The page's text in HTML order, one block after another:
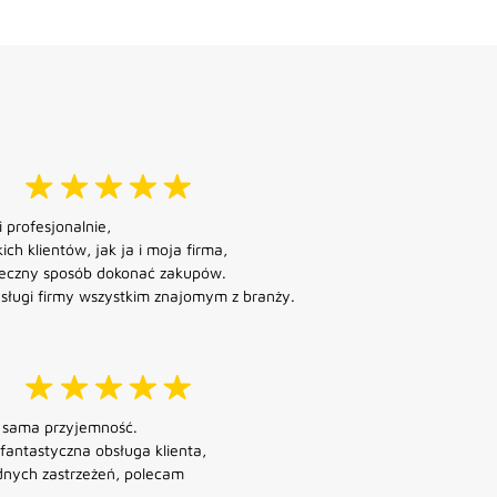
profesjonalnie,
klientów, jak ja i moja firma,
sposób dokonać zakupów.
firmy wszystkim znajomym z branży.
przyjemność.
obsługa klienta,
zastrzeżeń, polecam